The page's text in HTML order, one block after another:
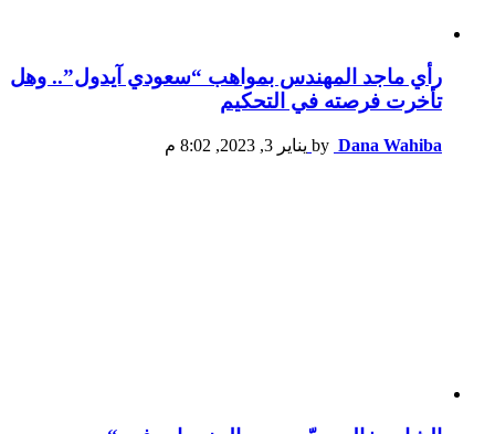
رأي ماجد المهندس بمواهب “سعودي آيدول”.. وهل
تأخرت فرصته في التحكيم
by Dana Wahiba يناير 3, 2023, 8:02 م